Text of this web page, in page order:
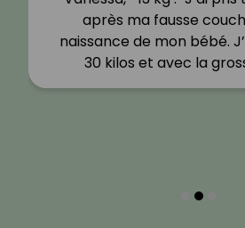
après ma fausse
naissance de mon bébé.
30 kilos et avec la